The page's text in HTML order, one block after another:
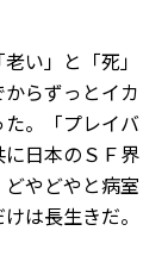
い」と「死」
らずっとイカ
。「プレイバ
日本のＳＦ界
やどやと病室
は長生きだ。